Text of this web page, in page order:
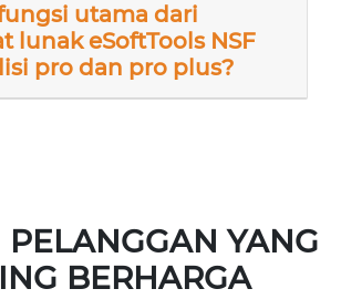
utama dari
lunak eSoftTools NSF
pro dan pro plus?
PELANGGAN YANG
BERHARGA